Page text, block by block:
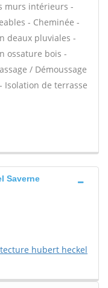
murs intérieurs -
- Cheminée -
deaux pluviales -
ossature bois -
/ Démoussage
Isolation de terrasse
Saverne
hubert heckel